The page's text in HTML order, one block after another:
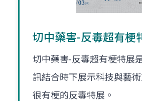
切中藥害-反毒超有梗
切中藥害-反毒超有梗特展
訊結合時下展示科技與藝術
很有梗的反毒特展。